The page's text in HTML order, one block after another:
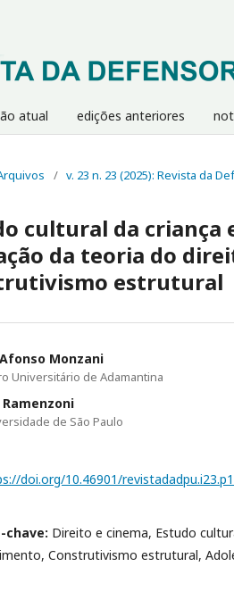
atual edições anteriores
/ v. 23 n. 23 (2025): Revista da
cultural da criança
da teoria do
estrutural
Monzani
Universitário de Adamantina
de São Paulo
doi.org/10.46901/
chave: Direito e cinema, Estudo
Construtivismo estrutural,